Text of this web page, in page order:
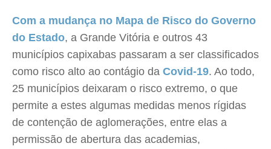
Com a mudança no Mapa de Risco do Governo
do Estado, a Grande Vitória e outros 43
municípios capixabas passaram a ser classificados
como risco alto ao contágio da Covid-19. Ao todo,
25 municípios deixaram o risco extremo, o que
permite a estes algumas medidas menos rígidas
de contenção de aglomerações, entre elas a
permissão de abertura das academias,